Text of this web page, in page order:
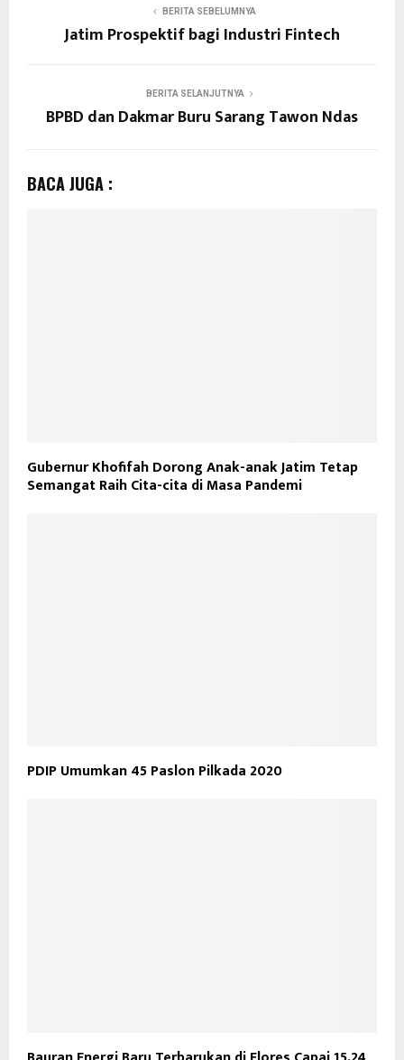
BERITA SEBELUMNYA
Jatim Prospektif bagi Industri Fintech
BERITA SELANJUTNYA
BPBD dan Dakmar Buru Sarang Tawon Ndas
BACA JUGA :
Gubernur Khofifah Dorong Anak-anak Jatim Tetap
Semangat Raih Cita-cita di Masa Pandemi
PDIP Umumkan 45 Paslon Pilkada 2020